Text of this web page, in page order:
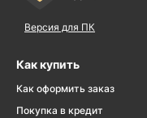
Версия для ПК
Как купить
Как оформить заказ
Покупка в кредит